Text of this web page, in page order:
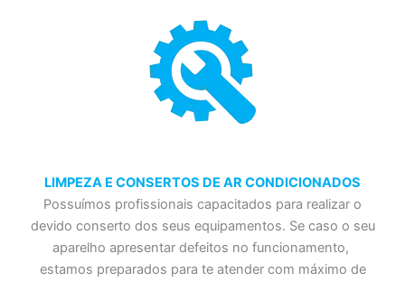
LIMPEZA E CONSERTOS DE AR CONDICIONADOS
Possuímos profissionais capacitados para realizar o
devido conserto dos seus equipamentos. Se caso o seu
aparelho apresentar defeitos no funcionamento,
estamos preparados para te atender com máximo de